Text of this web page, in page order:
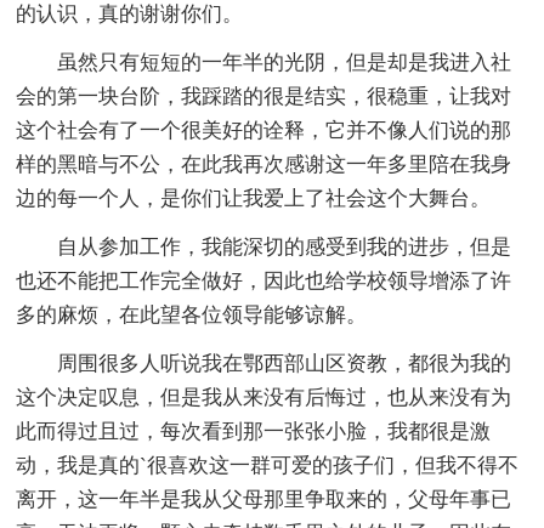
的认识，真的谢谢你们。
虽然只有短短的一年半的光阴，但是却是我进入社
会的第一块台阶，我踩踏的很是结实，很稳重，让我对
这个社会有了一个很美好的诠释，它并不像人们说的那
样的黑暗与不公，在此我再次感谢这一年多里陪在我身
边的每一个人，是你们让我爱上了社会这个大舞台。
自从参加工作，我能深切的感受到我的进步，但是
也还不能把工作完全做好，因此也给学校领导增添了许
多的麻烦，在此望各位领导能够谅解。
周围很多人听说我在鄂西部山区资教，都很为我的
这个决定叹息，但是我从来没有后悔过，也从来没有为
此而得过且过，每次看到那一张张小脸，我都很是激
动，我是真的`很喜欢这一群可爱的孩子们，但我不得不
离开，这一年半是我从父母那里争取来的，父母年事已